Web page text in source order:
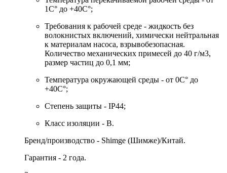
1С° до +40С°;
Требования к рабочей среде - жидкость без
волокнистых включений, химически нейтральная
к материалам насоса, взрывобезопасная.
Количество механических примесей до 40 г/м3,
размер частиц до 0,1 мм;
Температура окружающей среды - от 0С° до
+40С°;
Степень защиты - IP44;
Класс изоляции - B.
Бренд/производство - Shimge (Шимже)/Китай.
Гарантия - 2 года.